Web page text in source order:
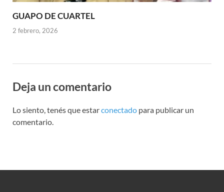
GUAPO DE CUARTEL
2 febrero, 2026
Deja un comentario
Lo siento, tenés que estarconectado para publicar un
comentario.